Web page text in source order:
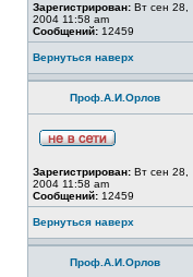
Зарегистрирован: Вт сен 28,
2004 11:58 am
Сообщений: 12459
Вернуться наверх
Проф.А.И.Орлов
Зарегистрирован: Вт сен 28,
2004 11:58 am
Сообщений: 12459
Вернуться наверх
Проф.А.И.Орлов